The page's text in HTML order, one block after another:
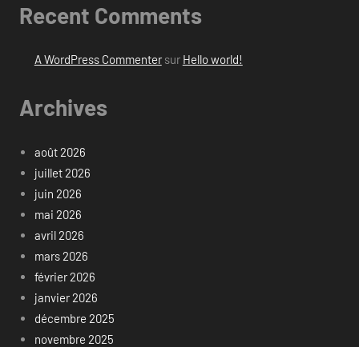
Recent Comments
A WordPress Commentersur Hello world!
Archives
août 2026
juillet 2026
juin 2026
mai 2026
avril 2026
mars 2026
février 2026
janvier 2026
décembre 2025
novembre 2025